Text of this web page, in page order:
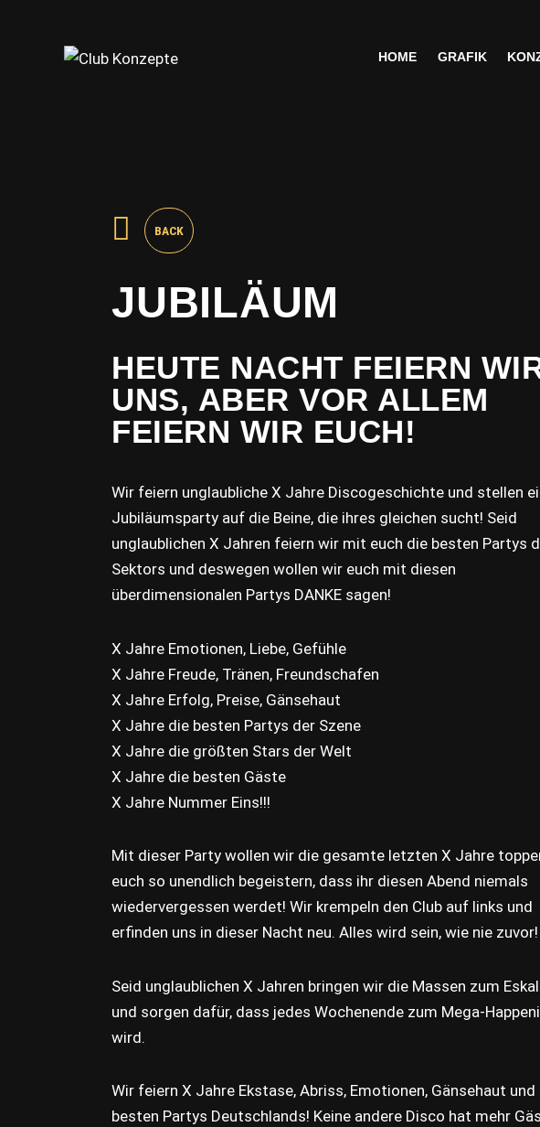
HOME GRAFIK
BACK
JUBILÄUM
HEUTE NACHT FEIERN
UNS, ABER VOR ALLEM
FEIERN WIR EUCH!
Wir feiern unglaubliche X Jahre Discogeschichte und stellen
Jubiläumsparty auf die Beine, die ihres gleichen sucht! Seid
unglaublichen X Jahren feiern wir mit euch die besten Partys
Sektors und deswegen wollen wir euch mit diesen
überdimensionalen Partys DANKE sagen!
X Jahre Emotionen, Liebe, Gefühle
X Jahre Freude, Tränen, Freundschafen
X Jahre Erfolg, Preise, Gänsehaut
X Jahre die besten Partys der Szene
X Jahre die größten Stars der Welt
X Jahre die besten Gäste
X Jahre Nummer Eins!!!
Mit dieser Party wollen wir die gesamte letzten X Jahre
euch so unendlich begeistern, dass ihr diesen Abend niemals
wiedervergessen werdet! Wir krempeln den Club auf links und
erfinden uns in dieser Nacht neu. Alles wird sein, wie nie zuvor!
Seid unglaublichen X Jahren bringen wir die Massen zum
und sorgen dafür, dass jedes Wochenende zum Mega-
wird.
Wir feiern X Jahre Ekstase, Abriss, Emotionen, Gänsehaut und
besten Partys Deutschlands! Keine andere Disco hat mehr